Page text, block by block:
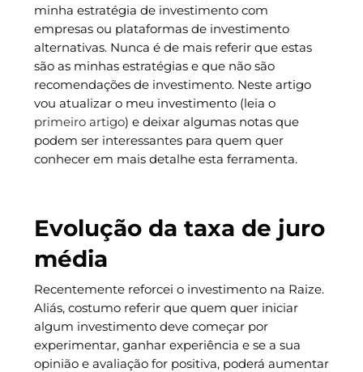
minha estratégia de investimento com
empresas ou plataformas de investimento
alternativas. Nunca é de mais referir que estas
são as minhas estratégias e que não são
recomendações de investimento. Neste artigo
vou atualizar o meu investimento (leia o
primeiro artigo) e deixar algumas notas que
podem ser interessantes para quem quer
conhecer em mais detalhe esta ferramenta.
Evolução da taxa de juro
média
Recentemente reforcei o investimento na Raize.
Aliás, costumo referir que quem quer iniciar
algum investimento deve começar por
experimentar, ganhar experiência e se a sua
opinião e avaliação for positiva, poderá aumentar